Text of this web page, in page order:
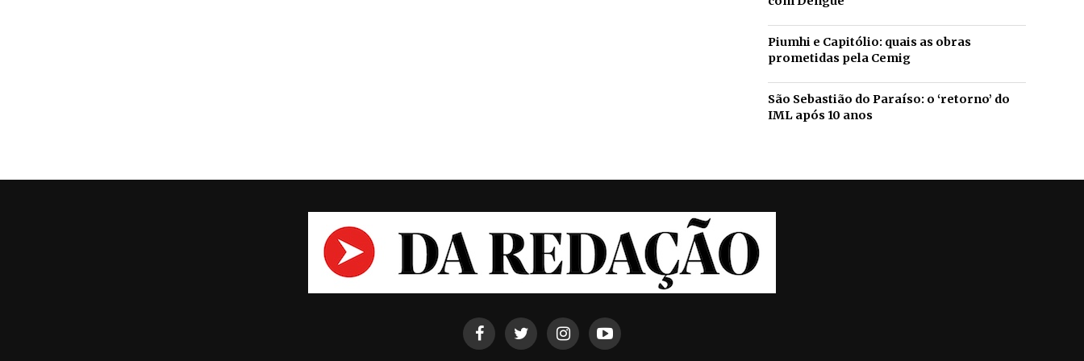
Piumhi e Capitólio: quais as obras
prometidas pela Cemig
São Sebastião do Paraíso: o ‘retorno’ do
IML após 10 anos